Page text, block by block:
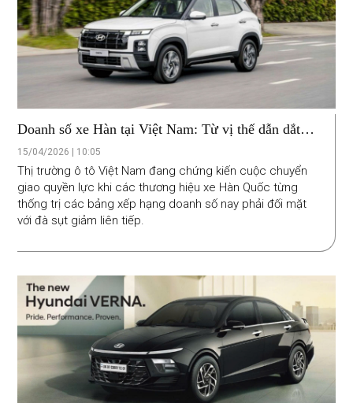
Doanh số xe Hàn tại Việt Nam: Từ vị thế dẫn dắt
đến áp lực thoái trào
15/04/2026 | 10:05
Thị trường ô tô Việt Nam đang chứng kiến cuộc chuyển
giao quyền lực khi các thương hiệu xe Hàn Quốc từng
thống trị các bảng xếp hạng doanh số nay phải đối mặt
với đà sụt giảm liên tiếp.